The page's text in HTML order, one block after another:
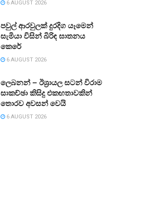
6 AUGUST 2026
පවුල් ආරවුලක් දුරදිග යෑමෙන්
සැමියා විසින් බිරිඳ ඝාතනය
කෙරේ
6 AUGUST 2026
ලෙබනන් – ඊශ්‍රායල සටන් විරාම
සාකච්ඡා කිසිදු එකඟතාවකින්
තොරව අවසන් වෙයි
6 AUGUST 2026